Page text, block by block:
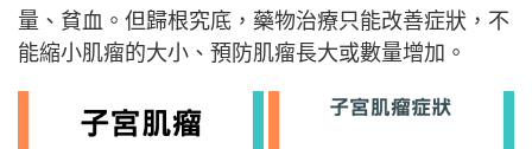
量、貧血。但歸根究底，藥物治療只能改善症狀，不
能縮小肌瘤的大小、預防肌瘤長大或數量增加。